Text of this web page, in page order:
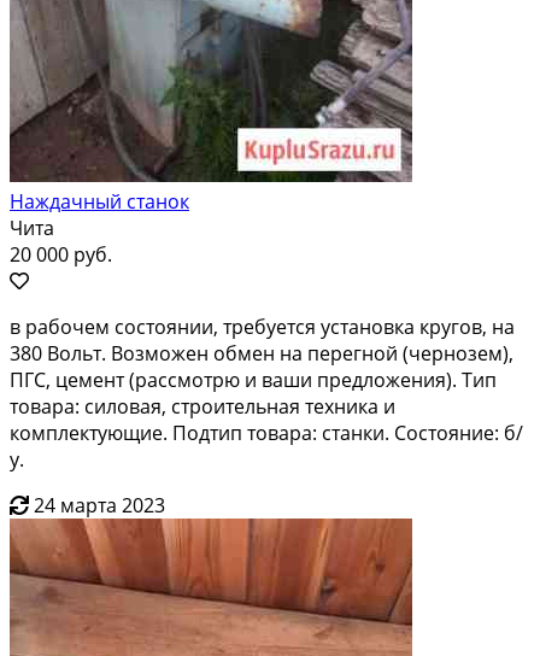
Наждачный станок
Чита
20 000 руб.
в рабочем состоянии, требуется установка кругов, на
380 Вольт. Возможен обмен на перегной (чернозем),
ПГС, цемент (рассмотрю и ваши предложения). Тип
товара: силовая, строительная техника и
комплектующие. Подтип товара: станки. Состояние: б/
у.
24 марта 2023